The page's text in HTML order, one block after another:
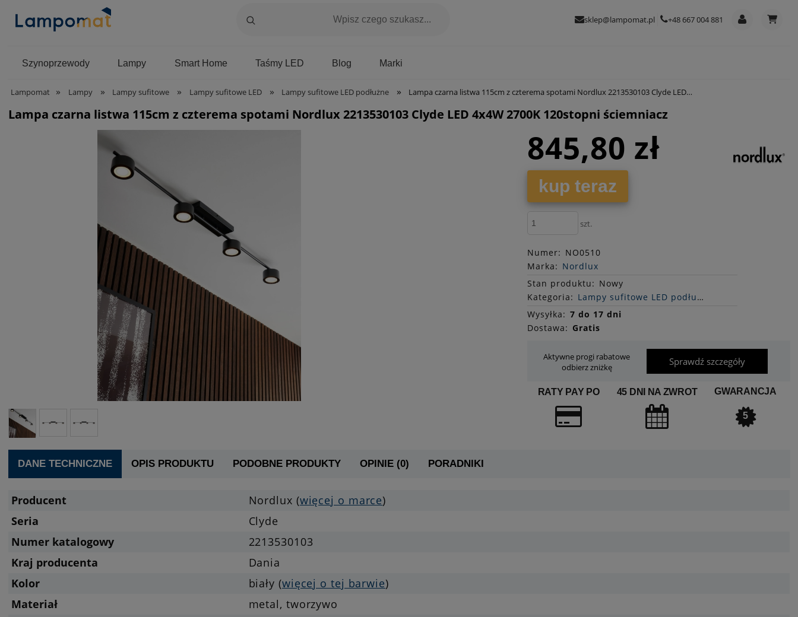
sklep@lampomat.pl +48 667 004 881
Szynoprzewody Lampy Smart Home Blog
Taśmy LED Marki
Lampomat » Lampy » Lampy sufitowe » Lampy sufitowe LED » Lampy sufitowe LED podłużne » Lampa czarna listwa 115cm z czterema spotami Nordlux 2213530103 Clyde LED 4x4W 2700K 120stopni ściemniacz
Lampa czarna listwa 115cm z czterema spotami Nordlux 2213530103 Clyde LED 4x4W 2700K 120stopni ściemniacz
845,80 zł
kup teraz
szt.
Numer: NO0510
Marka: Nordlux
Stan produktu: Nowy
Kategoria: Lampy sufitowe LED podłużne
Wysyłka: 7 do 17 dni
Dostawa: Gratis
Aktywne progi rabatowe
odbierz zniżkę
Sprawdź szczegóły
RATY PAY PO 45 DNI NA ZWROT GWARANCJA
5
DANE TECHNICZNE OPIS PRODUKTU PODOBNE PRODUKTY OPINIE (0) PORADNIKI
Producent Nordlux (więcej o marce)
Seria
Clyde
Numer katalogowy
2213530103
Kraj producenta
Dania
Kolor
biały (więcej o tej barwie)
Materiał
metal, tworzywo